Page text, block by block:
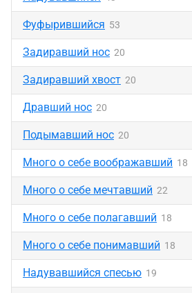
Фуфырившийся 53
Задиравший нос 20
Задиравший хвост 20
Дравший нос 20
Подымавший нос 20
Много о себе воображавший 18
Много о себе мечтавший 22
Много о себе полагавший 18
Много о себе понимавший 18
Надувавшийся спесью 19